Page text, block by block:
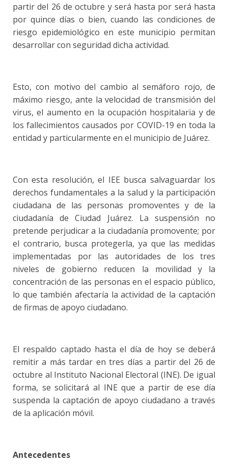
partir del 26 de octubre y será hasta por será hasta
por quince días o bien, cuando las condiciones de
riesgo epidemiológico en este municipio permitan
desarrollar con seguridad dicha actividad.
Esto, con motivo del cambio al semáforo rojo, de
máximo riesgo, ante la velocidad de transmisión del
virus, el aumento en la ocupación hospitalaria y de
los fallecimientos causados por COVID-19 en toda la
entidad y particularmente en el municipio de Juárez.
Con esta resolución, el IEE busca salvaguardar los
derechos fundamentales a la salud y la participación
ciudadana de las personas promoventes y de la
ciudadanía de Ciudad Juárez. La suspensión no
pretende perjudicar a la ciudadanía promovente; por
el contrario, busca protegerla, ya que las medidas
implementadas por las autoridades de los tres
niveles de gobierno reducen la movilidad y la
concentración de las personas en el espacio público,
lo que también afectaría la actividad de la captación
de firmas de apoyo ciudadano.
El respaldo captado hasta el día de hoy se deberá
remitir a más tardar en tres días a partir del 26 de
octubre al Instituto Nacional Electoral (INE). De igual
forma, se solicitará al INE que a partir de ese día
suspenda la captación de apoyo ciudadano a través
de la aplicación móvil.
Antecedentes